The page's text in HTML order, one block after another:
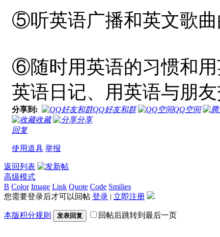
⑤听英语广播和英文歌
⑥随时用英语的习惯和
英语日记、用英语与朋
分享到: QQ好友和群
QQ空间
收藏
分享
回复
使用道具 举报
返回列表
高级模式
B Color Image Link Quote Code Smilies
您需要登录后才可以回帖 登录 | 立即注册
本版积分规则 发表回复 回帖后跳转到最后一页